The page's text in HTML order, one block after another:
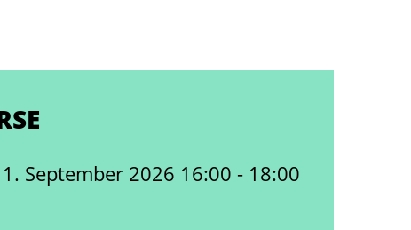
September 2026 16:00 - 18:00